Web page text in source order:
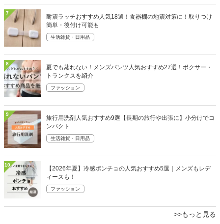
7
耐震ラッチおすすめ人気18選！食器棚の地震対策に！取りつけ
簡単・後付け可能も
生活雑貨・日用品
8
夏でも蒸れない！メンズパンツ人気おすすめ27選！ボクサー・
トランクスを紹介
ファッション
9
旅行用洗剤人気おすすめ9選【長期の旅行や出張に】小分けでコ
ンパクト
生活雑貨・日用品
10
【2026年夏】冷感ポンチョの人気おすすめ5選｜メンズもレデ
ィースも！
ファッション
>>もっと見る